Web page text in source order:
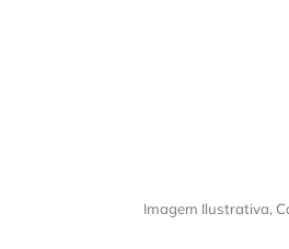
Imagem Ilustrativa,